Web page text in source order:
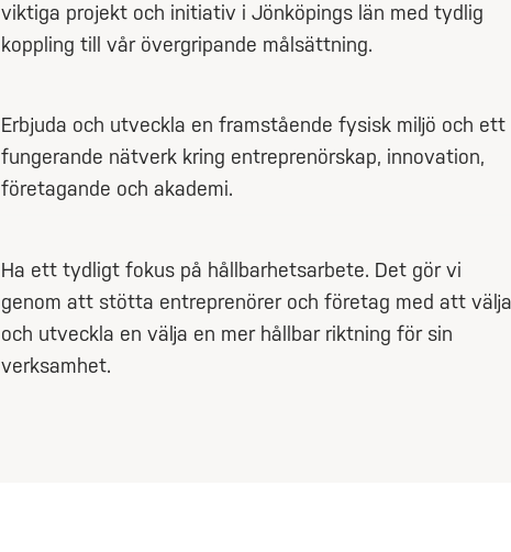
viktiga projekt och initiativ i Jönköpings län med tydlig
koppling till vår övergripande målsättning.
Erbjuda och utveckla en framstående fysisk miljö och ett
fungerande nätverk kring entreprenörskap, innovation,
företagande och akademi.
Ha ett tydligt fokus på hållbarhetsarbete. Det gör vi
genom att stötta entreprenörer och företag med att välja
och utveckla en välja en mer hållbar riktning för sin
verksamhet.